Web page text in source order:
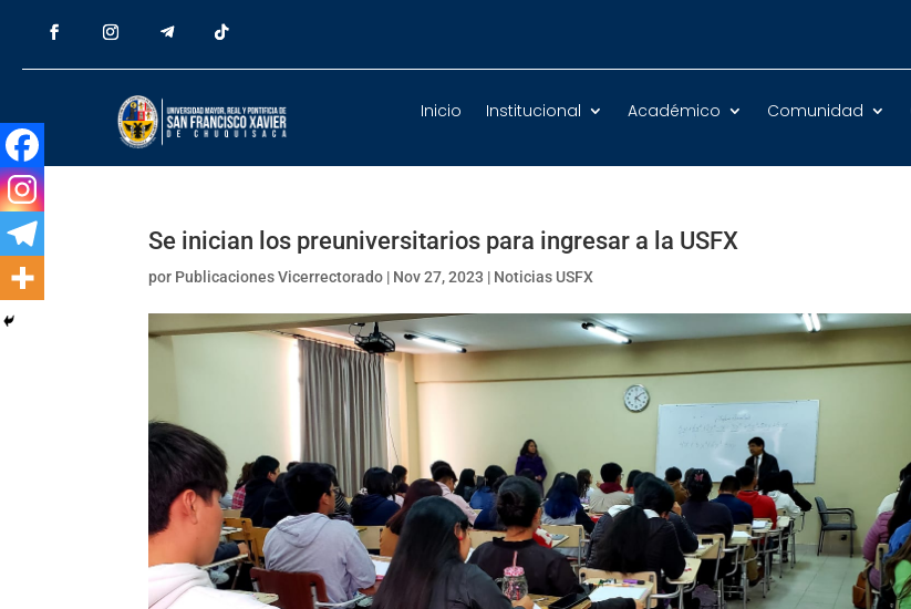
Inicio Institucional Académico Comunidad
Se inician los preuniversitarios para ingresar a la USFX
por Publicaciones Vicerrectorado | Nov 27, 2023 | Noticias USFX